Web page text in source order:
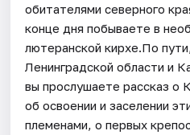
обитателями северного
конце дня побываете в
лютеранской кирхе.По
Ленинградской области и
вы прослушаете рассказ о
об освоении и заселении
племенами, о первых